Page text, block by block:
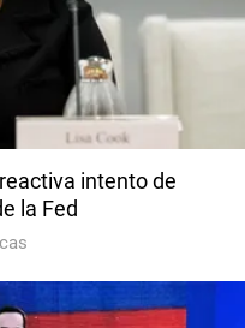
intento de
la Fed